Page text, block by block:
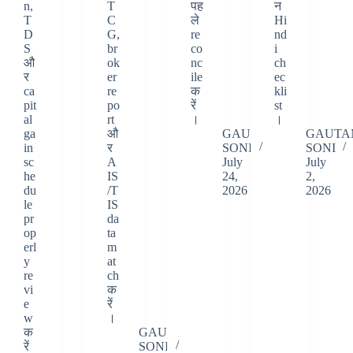
n,
T
D
S
औ
र
ca
pit
al
ga
in
sc
he
du
le
pr
op
erl
y
re
vi
e
w
क
रें
T
C
G,
br
ok
er
re
po
rt
औ
र
A
IS
/T
IS
da
ta
m
at
ch
क
रें
।
GAUTAM
SONI
पह
ले
re
co
nc
ile
क
रें
।
GAUTAM
SONI
July
24,
2026
न
Hi
nd
i
ch
ec
kli
st
।
SONI
July
2,
2026